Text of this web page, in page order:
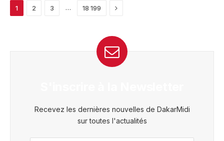
1 2 3 … 18 199 Next
Recevez les dernières nouvelles de DakarMidi
sur toutes l'actualités